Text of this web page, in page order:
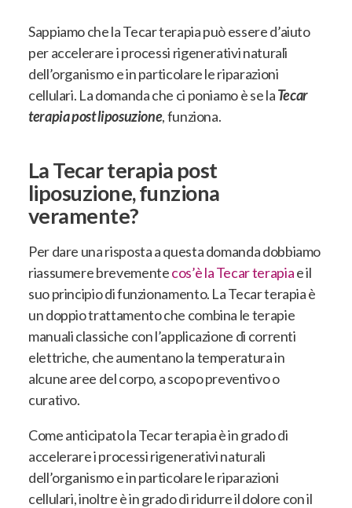
Sappiamo che la Tecar terapia può essere d’aiuto
per accelerare i processi rigenerativi naturali
dell’organismo e in particolare le riparazioni
cellulari. La domanda che ci poniamo è se laTecar
terapia post liposuzione, funziona.
La Tecar terapia post
liposuzione, funziona
veramente?
Per dare una risposta a questa domanda dobbiamo
riassumere brevementecos’è la Tecar terapiae il
suo principio di funzionamento. La Tecar terapia è
un doppio trattamento che combina le terapie
manuali classiche con l’applicazione di correnti
elettriche, che aumentano la temperatura in
alcune aree del corpo, a scopo preventivo o
curativo.
Come anticipato la Tecar terapia è in grado di
accelerare i processi rigenerativi naturali
dell’organismo e in particolare le riparazioni
cellulari, inoltre è in grado di ridurre il dolore con il